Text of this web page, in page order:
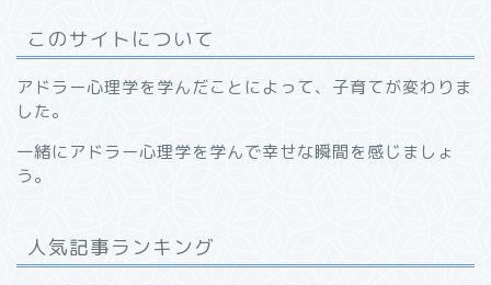
このサイトについて
アドラー心理学を学んだことによって、子育てが変わりま
した。
一緒にアドラー心理学を学んで幸せな瞬間を感じましょ
う。
人気記事ランキング